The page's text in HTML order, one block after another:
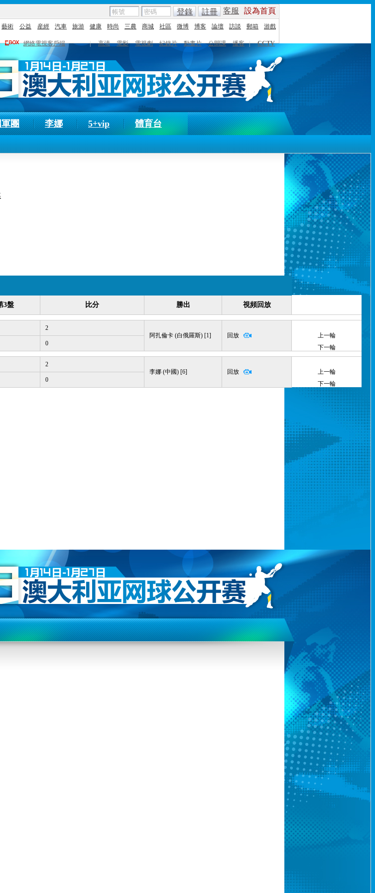
客服 設為首頁
登錄 註冊
藝術 公益 産經 汽車 旅游 健康 時尚 三農 商城 社區 微博 博客 論壇 訪談 郵箱 游戲
網絡電視客戶端 | 高清 電影 電視劇 紀錄片 動畫片 公開課 播客 |
CCTV
團 李娜 5+vip 體育台